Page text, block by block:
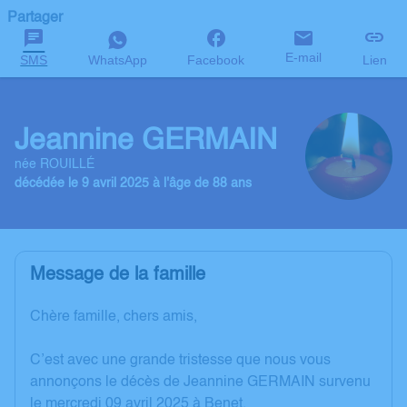
Partager
SMS WhatsApp Facebook E-mail Lien
Jeannine GERMAIN
née ROUILLÉ
décédée le 9 avril 2025 à l'âge de 88 ans
Message de la famille
Chère famille, chers amis,
C’est avec une grande tristesse que nous vous
annonçons le décès de Jeannine GERMAIN survenu